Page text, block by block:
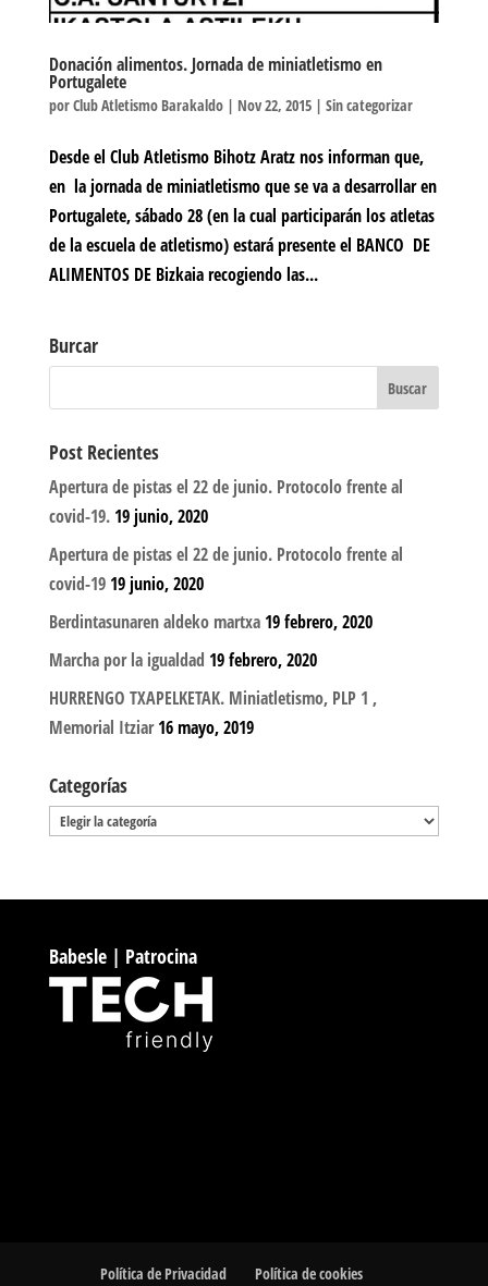
Donación alimentos. Jornada de miniatletismo en
Portugalete
porClub Atletismo Barakaldo| Nov 22, 2015| Sin categorizar
Desde el Club Atletismo Bihotz Aratz nos informan que,
en la jornada de miniatletismo que se va a desarrollar en
Portugalete, sábado 28 (en la cual participarán los atletas
de la escuela de atletismo) estará presente el BANCO DE
ALIMENTOS DE Bizkaia recogiendo las...
Burcar
Post Recientes
Apertura de pistas el 22 de junio. Protocolo frente al
covid-19. 19 junio, 2020
Apertura de pistas el 22 de junio. Protocolo frente al
covid-19 19 junio, 2020
Berdintasunaren aldeko martxa 19 febrero, 2020
Marcha por la igualdad 19 febrero, 2020
HURRENGO TXAPELKETAK. Miniatletismo, PLP 1 ,
Memorial Itziar 16 mayo, 2019
Categorías
Categorías
Babesle | Patrocina
Política de Privacidad Política de cookies